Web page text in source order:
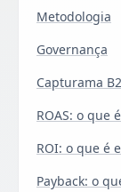
Metodologia
Governança
Capturama
ROAS: o que
ROI: o que é
Payback: o